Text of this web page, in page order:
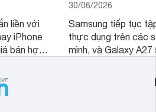
liền với
iPhone
bán hợp
30/06/2026
Samsung tiếp tục
thực dụng trên các
mình, và Galaxy
tới cho người dùng
lượng với nhiều